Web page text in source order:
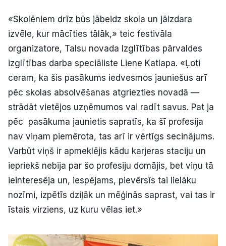
Par mums
Kontakti
Ziņo redakcijai
Facebook Instagram YouTube
E-avīze Abonē
«Skolēniem drīz būs jābeidz skola un jāizdara
izvēle, kur mācīties tālāk,» teic festivāla
organizatore, Talsu novada Izglītības pārvaldes
izglītības darba speciāliste Liene Katlapa. «Ļoti
ceram, ka šis pasākums iedvesmos jauniešus arī
pēc skolas absolvēšanas atgriezties novadā —
strādāt vietējos uzņēmumos vai radīt savus. Pat ja
pēc pasākuma jaunietis sapratīs, ka šī profesija
nav viņam piemērota, tas arī ir vērtīgs secinājums.
Varbūt viņš ir apmeklējis kādu karjeras staciju un
iepriekš nebija par šo profesiju domājis, bet viņu tā
ieinteresēja un, iespējams, pievērsīs tai lielāku
nozīmi, izpētīs dziļāk un mēģinās saprast, vai tas ir
īstais virziens, uz kuru vēlas iet.»